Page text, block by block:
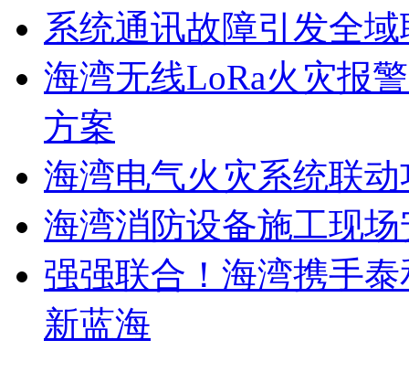
系统通讯故障引发全
海湾无线LoRa火灾报
方案
海湾电气火灾系统联
海湾消防设备施工现
强强联合！海湾携手
新蓝海